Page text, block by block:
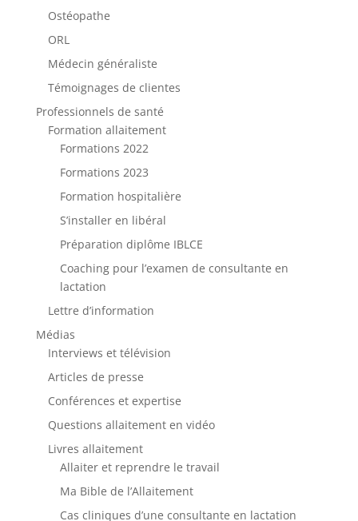
Ostéopathe
ORL
Médecin généraliste
Témoignages de clientes
Professionnels de santé
Formation allaitement
Formations 2022
Formations 2023
Formation hospitalière
S’installer en libéral
Préparation diplôme IBLCE
Coaching pour l’examen de consultante en
lactation
Lettre d’information
Médias
Interviews et télévision
Articles de presse
Conférences et expertise
Questions allaitement en vidéo
Livres allaitement
Allaiter et reprendre le travail
Ma Bible de l’Allaitement
Cas cliniques d’une consultante en lactation